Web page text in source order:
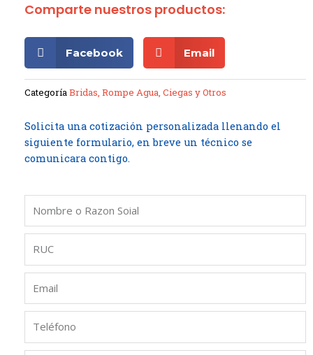
Comparte nuestros productos:
Facebook Email
CategoríaBridas, Rompe Agua, Ciegas y Otros
Solicita una cotización personalizada llenando el
siguiente formulario, en breve un técnico se
comunicara contigo.